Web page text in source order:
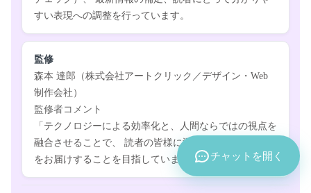
すい表現への調整を行っています。
監修
森本 達郎（株式会社アートクリック／デザイン・Web
制作会社）
監修者コメント
「テクノロジーによる効率化と、人間ならではの視点を
融合させることで、
読者の皆様に迅速かつ有益な情報
をお届けすることを目指しています。」チャットを開く